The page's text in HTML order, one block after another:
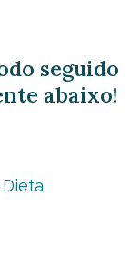
seguido
abaixo!